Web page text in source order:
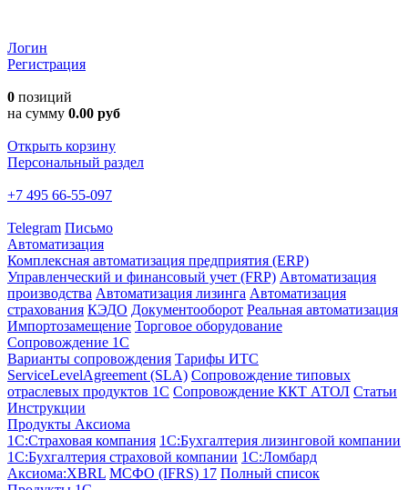
Логин
Регистрация
0 позиций
на сумму 0.00 руб
Открыть корзину
Персональный раздел
+7 495 66-55-097
Telegram Письмо
Автоматизация
Комплексная автоматизация предприятия (ERP)
Управленческий и финансовый учет (FRP) Автоматизация
производства Автоматизация лизинга Автоматизация
страхования КЭДО Документооборот Реальная автоматизация
Импортозамещение Торговое оборудование
Сопровождение 1С
Варианты сопровождения Тарифы ИТС
ServiceLevelAgreement (SLA) Сопровождение типовых
отраслевых продуктов 1С Сопровождение ККТ АТОЛ Статьи
Инструкции
Продукты Аксиома
1С:Страховая компания 1С:Бухгалтерия лизинговой компании
1С:Бухгалтерия страховой компании 1С:Ломбард
Аксиома:XBRL МСФО (IFRS) 17 Полный список